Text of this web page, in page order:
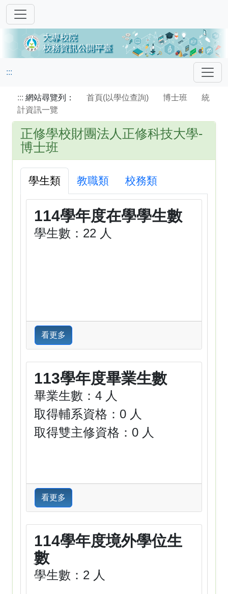
:::
::: 網站尋覽列： 首頁(以學位查詢) 博士班
統
計資訊一覽
正修學校財團法人正修科技大學-
博士班
學生類 教職類 校務類
114學年度在學學生數
學生數：22 人
看更多
113學年度畢業生數
畢業生數：4 人
取得輔系資格：0 人
取得雙主修資格：0 人
看更多
114學年度境外學位生
數
學生數：2 人